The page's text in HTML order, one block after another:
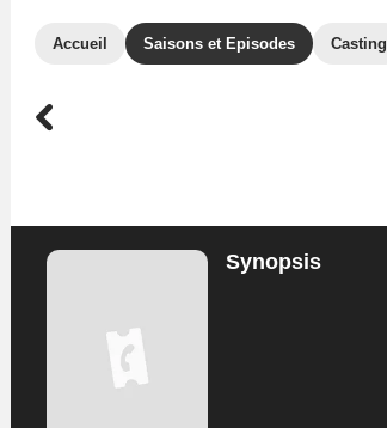
Accueil Saisons et Episodes Casting
Synopsis